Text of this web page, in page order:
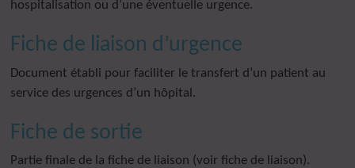
hospitalisation ou d’une éventuelle urgence.
Fiche de liaison d’urgence
Document établi pour faciliter le transfert d’un patient au
service des urgences d’un hôpital.
Fiche de sortie
Partie finale de la fiche de liaison (voir fiche de liaison).